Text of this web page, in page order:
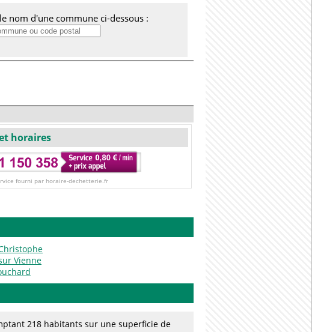
nom d'une commune ci-dessous :
horaires
fourni par horaire-dechetterie.fr
Vienne
218 habitants sur une superficie de